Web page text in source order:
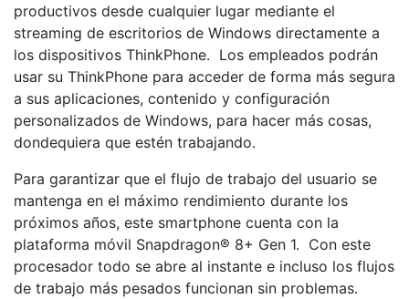
productivos desde cualquier lugar mediante el
streaming de escritorios de Windows directamente a
los dispositivos ThinkPhone. Los empleados podrán
usar su ThinkPhone para acceder de forma más segura
a sus aplicaciones, contenido y configuración
personalizados de Windows, para hacer más cosas,
dondequiera que estén trabajando.
Para garantizar que el flujo de trabajo del usuario se
mantenga en el máximo rendimiento durante los
próximos años, este smartphone cuenta con la
plataforma móvil Snapdragon® 8+ Gen 1. Con este
procesador todo se abre al instante e incluso los flujos
de trabajo más pesados funcionan sin problemas.